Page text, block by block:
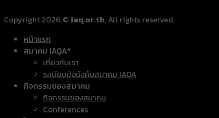
Copyright 2026 © iaq.or.th, All rights reserved.
หน้าแรก
สมาคม IAQA*
เกี่ยวกับเรา
ระเบียบข้อบังคับสมาคม IAQA
กิจกรรมของสมาคม
กิจกรรมของสมาคม
Conferences